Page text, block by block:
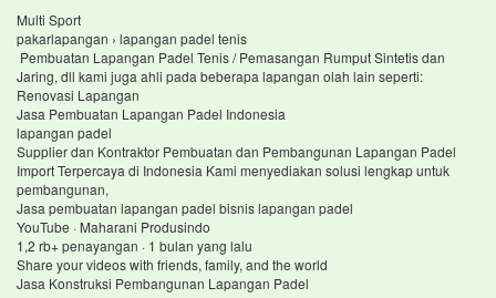
Multi Sport
pakarlapangan › lapangan padel tenis
Pembuatan Lapangan Padel Tenis / Pemasangan Rumput Sintetis dan
Jaring, dll kami juga ahli pada beberapa lapangan olah lain seperti:
Renovasi Lapangan
Jasa Pembuatan Lapangan Padel Indonesia
lapangan padel
Supplier dan Kontraktor Pembuatan dan Pembangunan Lapangan Padel
Import Terpercaya di Indonesia Kami menyediakan solusi lengkap untuk
pembangunan,
Jasa pembuatan lapangan padel bisnis lapangan padel
YouTube · Maharani Produsindo
1,2 rb+ penayangan · 1 bulan yang lalu
Share your videos with friends, family, and the world
Jasa Konstruksi Pembangunan Lapangan Padel